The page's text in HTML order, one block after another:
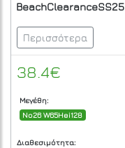
BeachClearanceSS25
Περισσότερα
38.4€
Μεγέθη:
No26 W65Hei128
Διαθεσιμότητα: